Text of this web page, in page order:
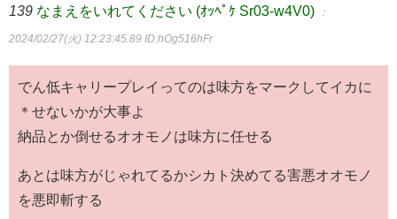
139 なまえをいれてください (ｵｯﾍﾟｹ Sr03-w4V0) ：
2024/02/27(火) 12:23:45.89 ID:hOg516hFr
でん低キャリープレイってのは味方をマークしてイカに
＊せないかが大事よ
納品とか倒せるオオモノは味方に任せる
あとは味方がじゃれてるかシカト決めてる害悪オオモノ
を悪即斬する